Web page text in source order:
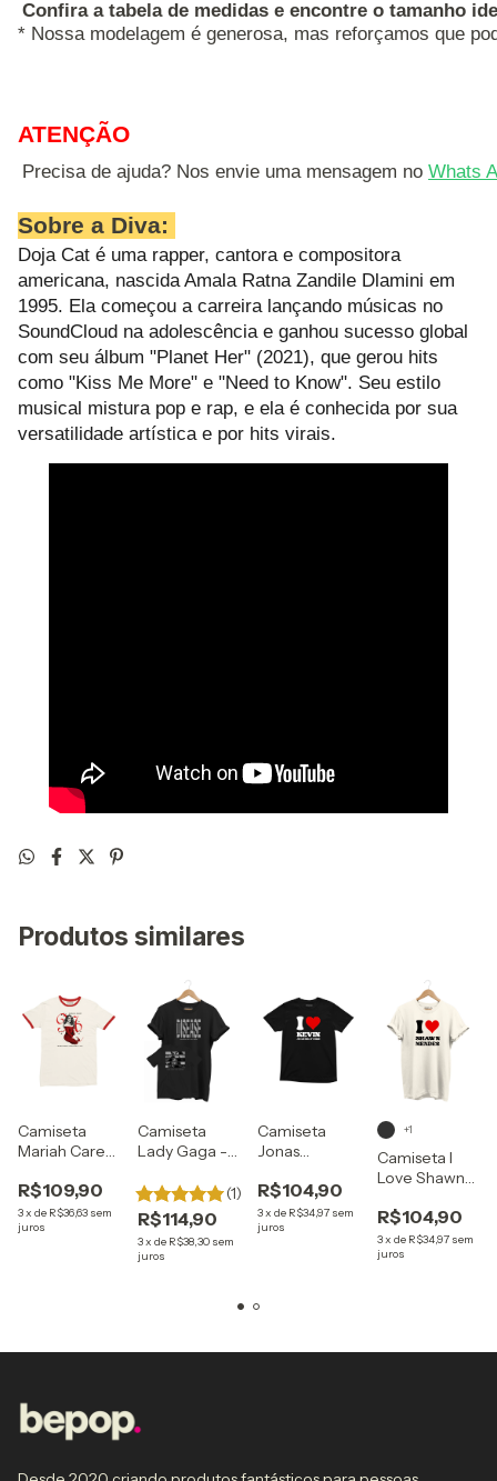
Confira a tabela de medidas e encontre o tamanho
* Nossa modelagem é generosa, mas reforçamos que
ATENÇÃO
Precisa de ajuda? Nos envie uma mensagem no Whats
Sobre a Diva:
Doja Cat é uma rapper, cantora e compositora
americana, nascida Amala Ratna Zandile Dlamini em
1995. Ela começou a carreira lançando músicas no
SoundCloud na adolescência e ganhou sucesso global
com seu álbum "Planet Her" (2021), que gerou hits
como "Kiss Me More" e "Need to Know". Seu estilo
musical mistura pop e rap, e ela é conhecida por sua
versatilidade artística e por hits virais.
Produtos similares
Camiseta
Mariah Carey
Christmas II
You
R$109,90
3x de R$36,63 sem
juros
Camiseta
Lady Gaga -
(1)
R$114,90
3x de R$38,30 sem
juros
Camiseta
Jonas
Love Kevin
R$104,90
3x de R$34,97 sem
juros
Camiseta I
Love Shawn
R$104,90
3x de R$34,97 sem
juros
+1